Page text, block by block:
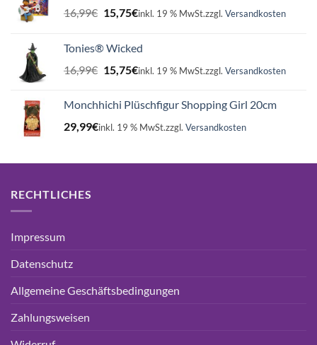
16,99€ Ursprünglicher
Preis
16,99€
15,75€Aktueller
15,75€.
inkl. 19 % MwSt.zzgl. Versandkosten
Tonies® Wicked
16,99€ Ursprünglicher
Preis
16,99€
15,75€Aktueller
15,75€.
inkl. 19 % MwSt.zzgl. Versandkosten
Monchhichi Plüschfigur Shopping Girl 20cm
29,99€inkl. 19 % MwSt.zzgl. Versandkosten
RECHTLICHES
Impressum
Datenschutz
Allgemeine Geschäftsbedingungen
Zahlungsweisen